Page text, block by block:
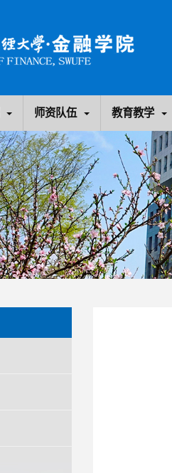
师资队伍 教育教学